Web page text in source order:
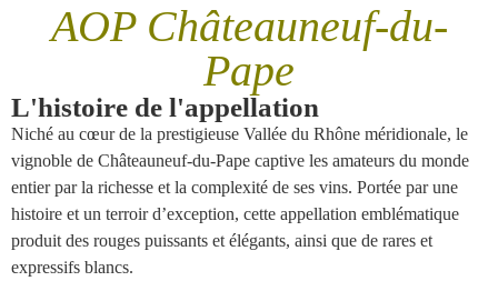
AOP Châteauneuf-du-
Pape
L'histoire de l'appellation
Niché au cœur de la prestigieuse Vallée du Rhône méridionale, le
vignoble de Châteauneuf-du-Pape captive les amateurs du monde
entier par la richesse et la complexité de ses vins. Portée par une
histoire et un terroir d’exception, cette appellation emblématique
produit des rouges puissants et élégants, ainsi que de rares et
expressifs blancs.